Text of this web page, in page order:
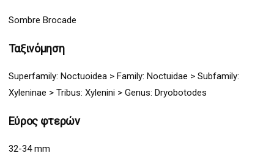
Sombre Brocade
Ταξινόμηση
Superfamily: Noctuoidea > Family: Noctuidae > Subfamily:
Xyleninae > Tribus: Xylenini > Genus: Dryobotodes
Εύρος φτερών
32-34 mm